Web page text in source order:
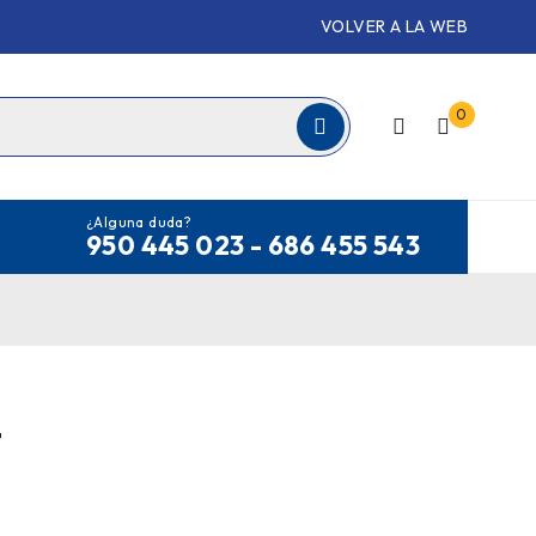
VOLVER A LA WEB
0
¿Alguna duda?
950 445 023 - 686 455 543